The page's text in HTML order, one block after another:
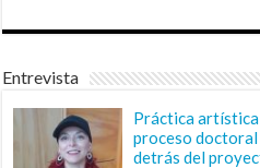
Entrevista
Práctica
proceso doctoral
detrás del